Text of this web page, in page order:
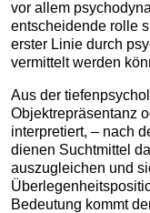
vor allem
entscheidende rolle
erster Linie durch
vermittelt werden
Aus der
Objektrepräsentanz
interpretiert, – nach
dienen Suchtmittel
auszugleichen und
Bedeutung kommt